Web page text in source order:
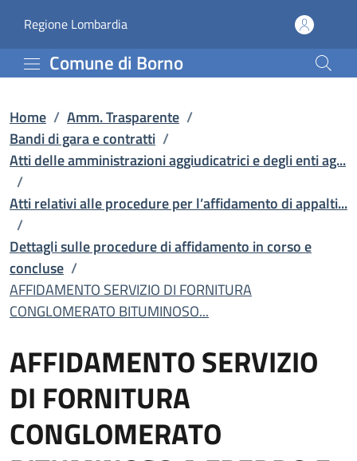
AFFIDAMENTO
Regione Lombardia(apre in un'altra scheda).
Comune di Borno
Home / Amm. Trasparente /
Bandi di gara e contratti /
Atti delle amministrazioni aggiudicatrici e degli enti ag...
/
Atti relativi alle procedure per l’affidamento di appalti...
/
Dettagli sulle procedure di affidamento in corso e
concluse /
AFFIDAMENTO SERVIZIO DI FORNITURA
CONGLOMERATO BITUMINOSO...
AFFIDAMENTO SERVIZIO
DI FORNITURA
CONGLOMERATO